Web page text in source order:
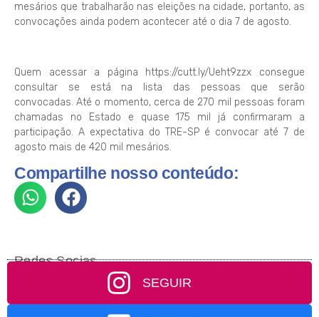
mesários que trabalharão nas eleições na cidade, portanto, as
convocações ainda podem acontecer até o dia 7 de agosto.
Quem acessar a página https://cutt.ly/Ueht9zzx consegue
consultar se está na lista das pessoas que serão
convocadas. Até o momento, cerca de 270 mil pessoas foram
chamadas no Estado e quase 175 mil já confirmaram a
participação. A expectativa do TRE-SP é convocar até 7 de
agosto mais de 420 mil mesários.
Compartilhe nosso conteúdo:
Redes Socias
SEGUIR